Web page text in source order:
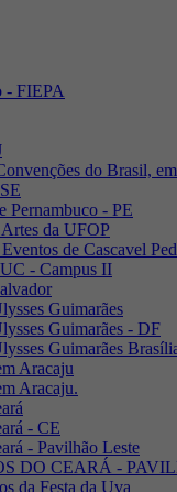
- FIEPA
do Brasil,
Pernambuco - PE
da UFOP
de Cascavel
- Campus II
Guimarães
Guimarães - DF
Guimarães
Aracaju
Aracaju.
- CE
- Pavilhão Leste
DO CEARÁ -
da Festa da Uva